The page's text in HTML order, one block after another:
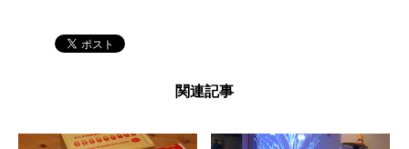
関連記事